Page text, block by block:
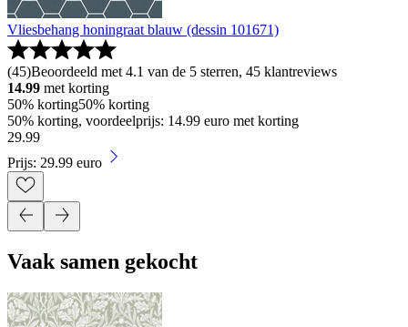
Vliesbehang honingraat blauw (dessin 101671)
(45)Beoordeeld met 4.1 van de 5 sterren, 45 klantreviews
14.99 met korting
50% korting50% korting
50% korting, voordeelprijs: 14.99 euro met korting
29.99
Prijs: 29.99 euro
Vaak samen gekocht